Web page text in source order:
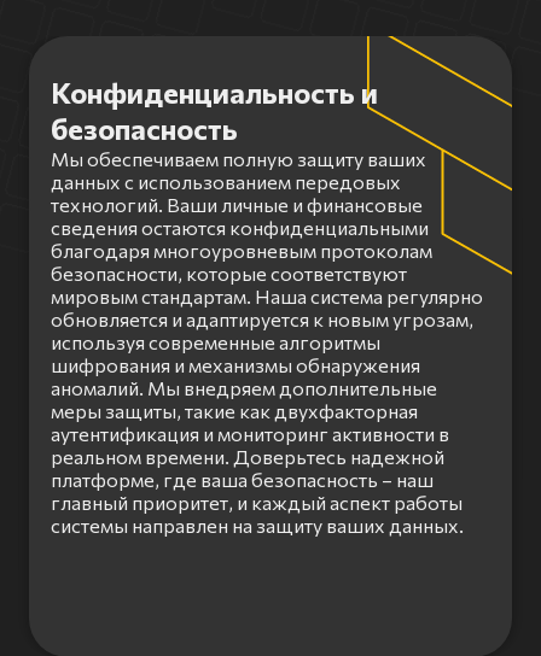
Конфиденциальность и
безопасность
Мы обеспечиваем полную защиту ваших
данных с использованием передовых
технологий. Ваши личные и финансовые
сведения остаются конфиденциальными
благодаря многоуровневым протоколам
безопасности, которые соответствуют
мировым стандартам. Наша система регулярно
обновляется и адаптируется к новым угрозам,
используя современные алгоритмы
шифрования и механизмы обнаружения
аномалий. Мы внедряем дополнительные
меры защиты, такие как двухфакторная
аутентификация и мониторинг активности в
реальном времени. Доверьтесь надежной
платформе, где ваша безопасность – наш
главный приоритет, и каждый аспект работы
системы направлен на защиту ваших данных.